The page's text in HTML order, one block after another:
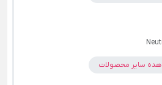
سایر محصولات